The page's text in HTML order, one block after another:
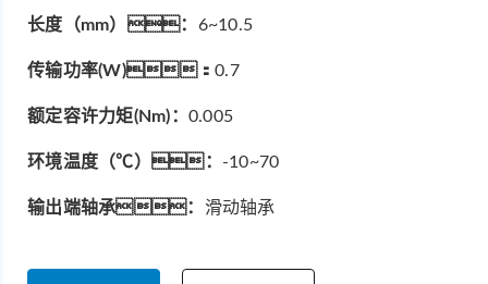
长度（mm）： 6~10.5
传输功率(W)：0.7
额定容许力矩(Nm)： 0.005
环境温度（℃）： -10~70
输出端轴承： 滑动轴承